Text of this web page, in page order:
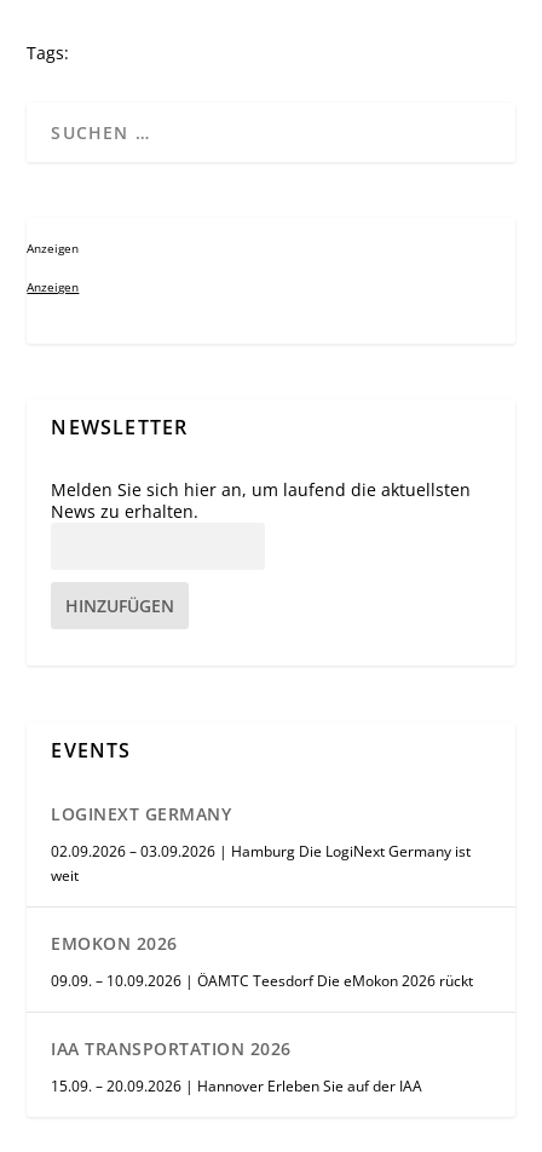
Tags:
Anzeigen
Anzeigen
NEWSLETTER
Melden Sie sich hier an, um laufend die aktuellsten
News zu erhalten.
HINZUFÜGEN
EVENTS
LOGINEXT GERMANY
02.09.2026 – 03.09.2026 | Hamburg Die LogiNext Germany ist
weit
EMOKON 2026
09.09. – 10.09.2026 | ÖAMTC Teesdorf Die eMokon 2026 rückt
IAA TRANSPORTATION 2026
15.09. – 20.09.2026 | Hannover Erleben Sie auf der IAA